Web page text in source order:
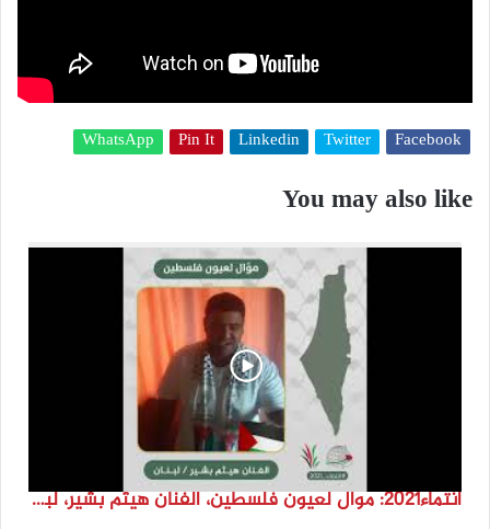
Facebook
Twitter
Linkedin
Pin It
WhatsApp
You may also like
انتماء2021: موال لعيون فلسطين، الفنان هيثم بشير، لبنان